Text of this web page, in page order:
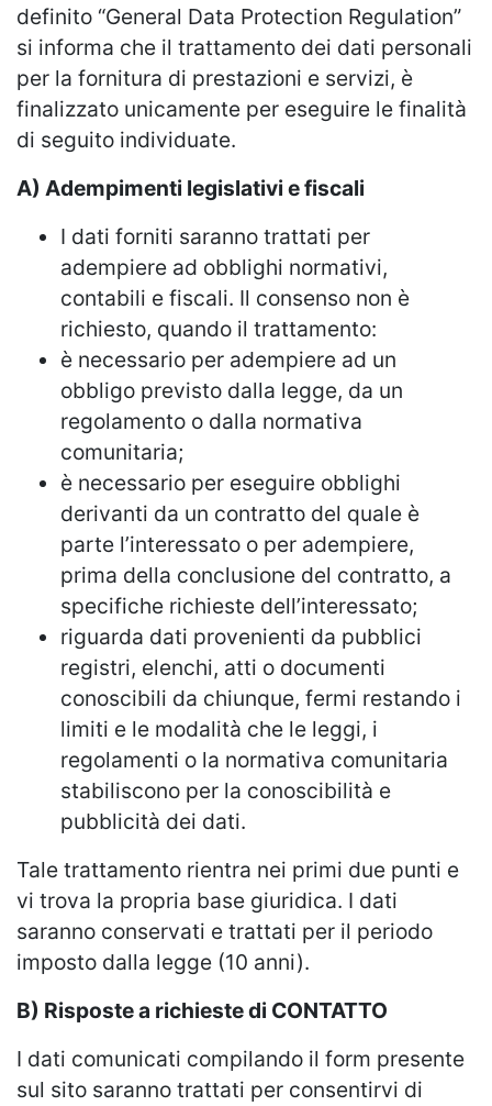
definito “General Data Protection Regulation”
si informa che il trattamento dei dati personali
per la fornitura di prestazioni e servizi, è
finalizzato unicamente per eseguire le finalità
di seguito individuate.
A) Adempimenti legislativi e fiscali
I dati forniti saranno trattati per
adempiere ad obblighi normativi,
contabili e fiscali. Il consenso non è
richiesto, quando il trattamento:
è necessario per adempiere ad un
obbligo previsto dalla legge, da un
regolamento o dalla normativa
comunitaria;
è necessario per eseguire obblighi
derivanti da un contratto del quale è
parte l’interessato o per adempiere,
prima della conclusione del contratto, a
specifiche richieste dell’interessato;
riguarda dati provenienti da pubblici
registri, elenchi, atti o documenti
conoscibili da chiunque, fermi restando i
limiti e le modalità che le leggi, i
regolamenti o la normativa comunitaria
stabiliscono per la conoscibilità e
pubblicità dei dati.
Tale trattamento rientra nei primi due punti e
vi trova la propria base giuridica. I dati
saranno conservati e trattati per il periodo
imposto dalla legge (10 anni).
B) Risposte a richieste di CONTATTO
I dati comunicati compilando il form presente
sul sito saranno trattati per consentirvi di